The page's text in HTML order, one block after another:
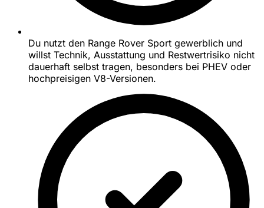
Du nutzt den Range Rover Sport gewerblich und
willst Technik, Ausstattung und Restwertrisiko nicht
dauerhaft selbst tragen, besonders bei PHEV oder
hochpreisigen V8-Versionen.